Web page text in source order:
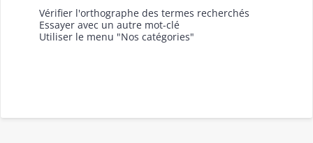
Vérifier l'orthographe des termes recherchés
Essayer avec un autre mot-clé
Utiliser le menu "Nos catégories"